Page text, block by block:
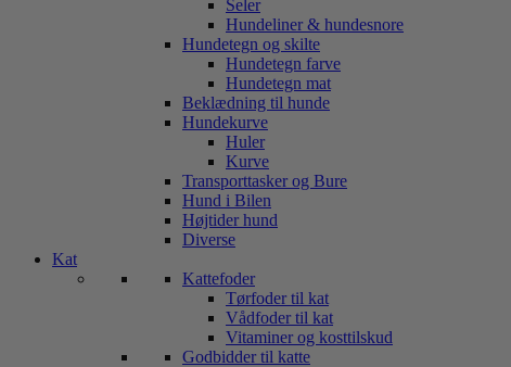
Seler
Hundeliner & hundesnore
Hundetegn og skilte
Hundetegn farve
Hundetegn mat
Beklædning til hunde
Hundekurve
Huler
Kurve
Transporttasker og Bure
Hund i Bilen
Højtider hund
Diverse
Kat
Kattefoder
Tørfoder til kat
Vådfoder til kat
Vitaminer og kosttilskud
Godbidder til katte